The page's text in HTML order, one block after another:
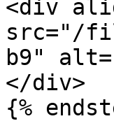
<div
src="/
b9"
</div>
{%